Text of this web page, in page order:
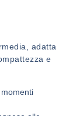
adatta
e